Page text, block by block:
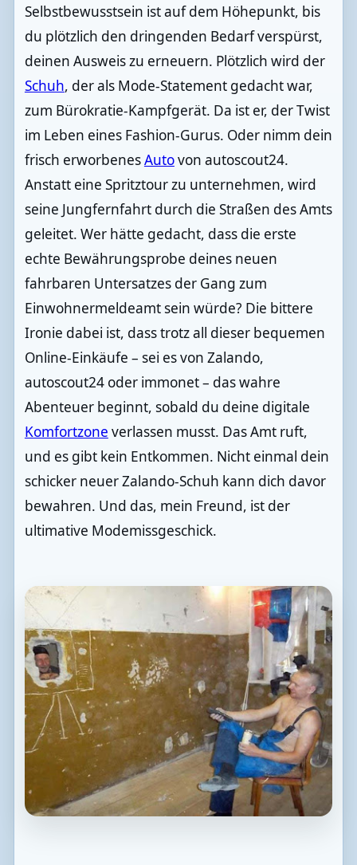
Selbstbewusstsein ist auf dem Höhepunkt, bis
du plötzlich den dringenden Bedarf verspürst,
deinen Ausweis zu erneuern. Plötzlich wird der
Schuh, der als Mode-Statement gedacht war,
zum Bürokratie-Kampfgerät. Da ist er, der Twist
im Leben eines Fashion-Gurus. Oder nimm dein
frisch erworbenesAutovon autoscout24.
Anstatt eine Spritztour zu unternehmen, wird
seine Jungfernfahrt durch die Straßen des Amts
geleitet. Wer hätte gedacht, dass die erste
echte Bewährungsprobe deines neuen
fahrbaren Untersatzes der Gang zum
Einwohnermeldeamt sein würde? Die bittere
Ironie dabei ist, dass trotz all dieser bequemen
Online-Einkäufe – sei es von Zalando,
autoscout24 oder immonet – das wahre
Abenteuer beginnt, sobald du deine digitale
Komfortzone verlassen musst. Das Amt ruft,
und es gibt kein Entkommen. Nicht einmal dein
schicker neuer Zalando-Schuh kann dich davor
bewahren. Und das, mein Freund, ist der
ultimative Modemissgeschick.